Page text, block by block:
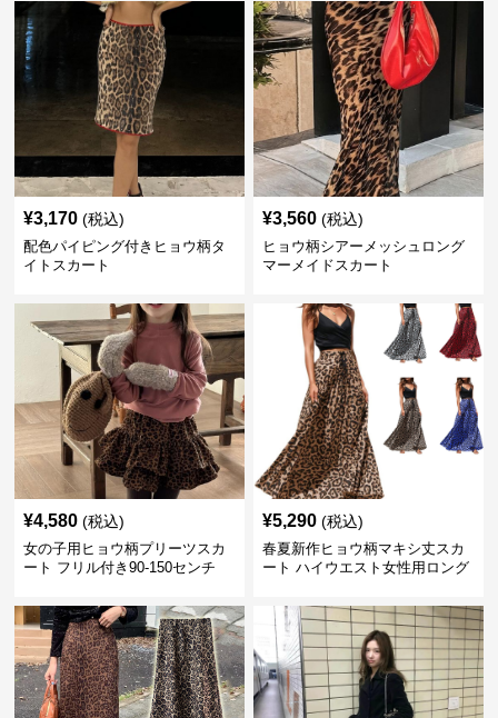
¥3,170 (税込)
配色パイピング付きヒョウ柄タ
イトスカート
¥3,560 (税込)
ヒョウ柄シアーメッシュロング
マーメイドスカート
¥4,580 (税込)
女の子用ヒョウ柄プリーツスカ
ート フリル付き90-150センチ
¥5,290 (税込)
春夏新作ヒョウ柄マキシ丈スカ
ート ハイウエスト女性用ロング